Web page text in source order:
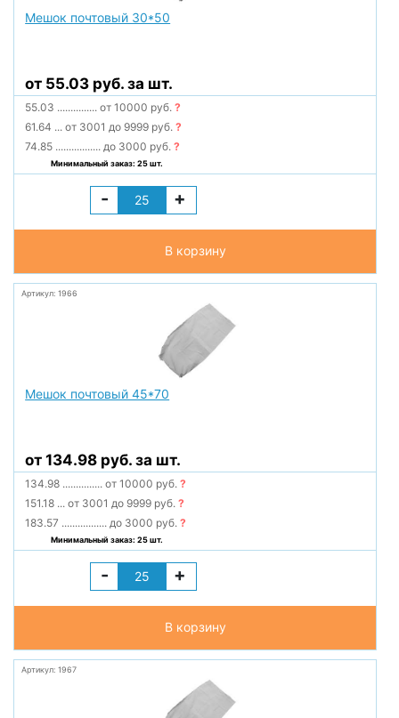
Мешок почтовый 30*50
от 55.03 руб. за шт.
55.03 ............... от 10000 руб.?
61.64 ... от 3001 до 9999 руб.?
74.85 ................. до 3000 руб.?
Минимальный заказ: 25 шт.
- +
В корзину
Артикул: 1966
Мешок почтовый 45*70
от 134.98 руб. за шт.
134.98 ............... от 10000 руб.?
151.18 ... от 3001 до 9999 руб.?
183.57 ................. до 3000 руб.?
Минимальный заказ: 25 шт.
- +
В корзину
Артикул: 1967